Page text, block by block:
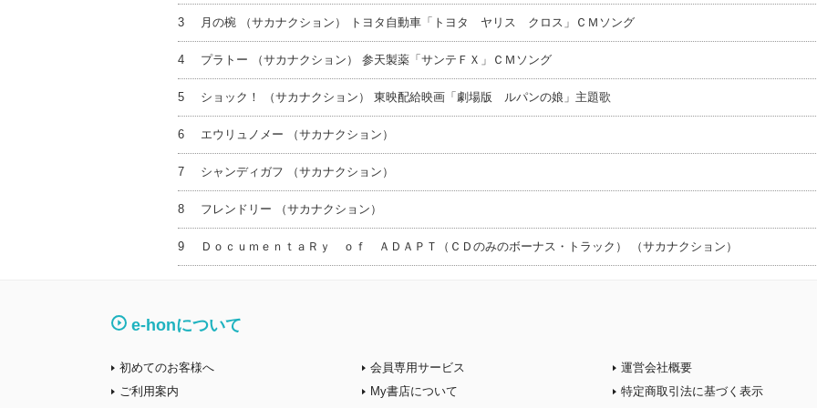
3 月の椀 （サカナクション） トヨタ自動車「トヨタ ヤリス クロス」ＣＭソング
4 プラトー （サカナクション） 参天製薬「サンテＦＸ」ＣＭソング
5 ショック！ （サカナクション） 東映配給映画「劇場版 ルパンの娘」主題歌
6 エウリュノメー （サカナクション）
7 シャンディガフ （サカナクション）
8 フレンドリー （サカナクション）
9 ＤｏｃｕｍｅｎｔａＲｙ ｏｆ ＡＤＡＰＴ（ＣＤのみのボーナス・トラック） （サカナクション）
e-honについて
初めてのお客様へ
ご利用案内
会員専用サービス
My書店について
運営会社概要
特定商取引法に基づく表示